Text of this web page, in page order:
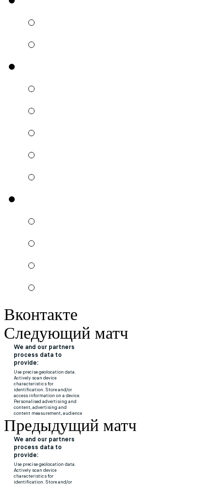
Вконтакте
Следующий матч
Предыдущий матч